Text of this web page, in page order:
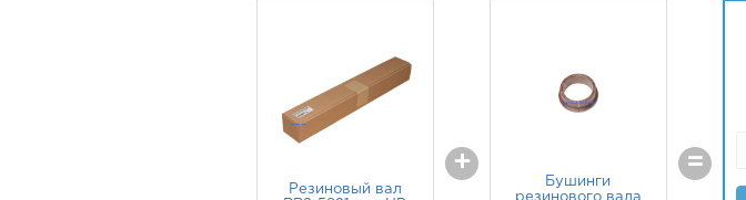
Резиновый вал
Бушинги
резинового вала